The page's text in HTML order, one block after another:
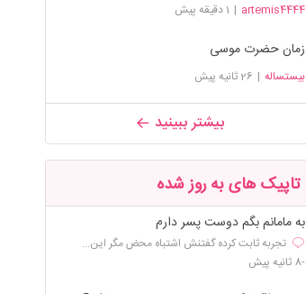
artemis4444
| 1 دقیقه پیش
زمان حضرت موسی
بیستساله | 26 ثانیه پیش
بیشتر ببینید
تاپیک های به روز شده
به مامانم بگم دوست پسر دارم
تجربه ثابت کرده گفتنش اشتباه محض مگر این...
-8 ثانیه پیش